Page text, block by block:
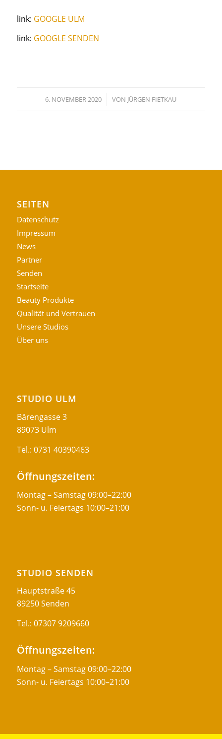
link: GOOGLE ULM
link: GOOGLE SENDEN
6. NOVEMBER 2020
/ VON JÜRGEN FIETKAU
SEITEN
Datenschutz
Impressum
News
Partner
Senden
Startseite
Beauty Produkte
Qualität und Vertrauen
Unsere Studios
Über uns
STUDIO ULM
Bärengasse 3
89073 Ulm
Tel.: 0731 40390463
Öffnungszeiten:
Montag – Samstag 09:00–22:00
Sonn- u. Feiertags 10:00–21:00
STUDIO SENDEN
Hauptstraße 45
89250 Senden
Tel.: 07307 9209660
Öffnungszeiten:
Montag – Samstag 09:00–22:00
Sonn- u. Feiertags 10:00–21:00